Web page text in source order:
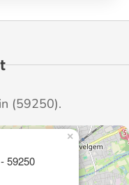
(59250).
59250
×